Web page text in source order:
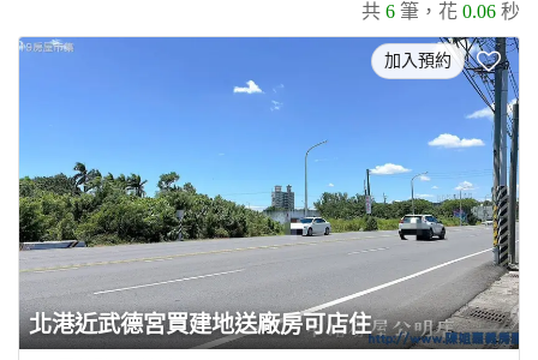
共 6 筆，花 0.06 秒
加入預約
北港近武德宮買建地送廠房可店住